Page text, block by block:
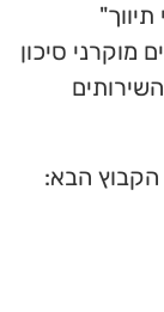
סיכון
הבא: